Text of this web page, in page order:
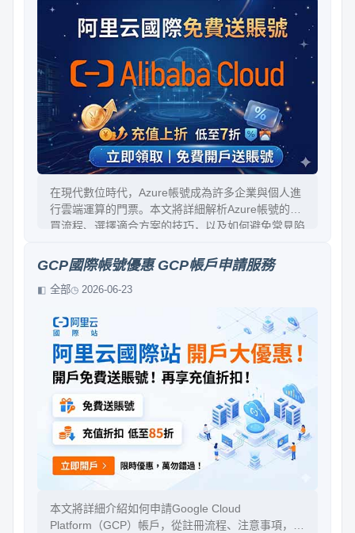
在現代數位時代，Azure帳號成為許多企業與個人進
行雲端運算的門票。本文將詳細解析Azure帳號的購
買流程、選擇適合方案的技巧，以及如何避免常見陷
向數位轉型的成功之路。內容層層剖析，步驟明確，
讓購買過程變得簡單又有趣。
GCP國際帳號優惠 GCP帳戶申請服務
全部 2026-06-23
本文將詳細介紹如何申請Google Cloud
Platform（GCP）帳戶，從註冊流程、注意事項，到